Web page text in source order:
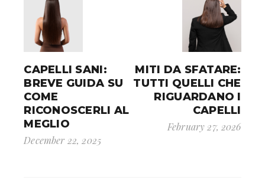
CAPELLI SANI:
BREVE GUIDA SU
COME
RICONOSCERLI AL
MEGLIO
December 22, 2025
MITI DA SFATARE:
TUTTI QUELLI CHE
RIGUARDANO I
CAPELLI
February 27, 2026